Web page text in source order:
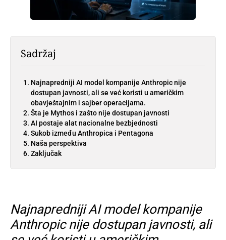
Sadržaj
Najnapredniji AI model kompanije Anthropic nije
dostupan javnosti, ali se već koristi u američkim
obavještajnim i sajber operacijama.
Šta je Mythos i zašto nije dostupan javnosti
AI postaje alat nacionalne bezbjednosti
Sukob između Anthropica i Pentagona
Naša perspektiva
Zaključak
Najnapredniji AI model kompanije
Anthropic nije dostupan javnosti, ali